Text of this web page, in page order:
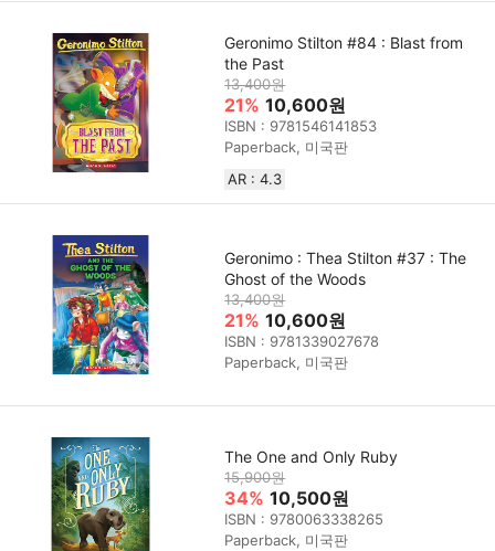
Geronimo Stilton #84 : Blast from
the Past
13,400원
21% 10,600원
ISBN : 9781546141853
Paperback, 미국판
AR : 4.3
Geronimo : Thea Stilton #37 : The
Ghost of the Woods
13,400원
21% 10,600원
ISBN : 9781339027678
Paperback, 미국판
The One and Only Ruby
15,900원
34% 10,500원
ISBN : 9780063338265
Paperback, 미국판